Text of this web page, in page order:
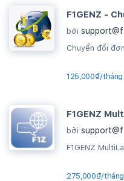
F1GENZ -
bởi
Chuyển đổi
125,000₫/tháng
F1GENZ
bởi
F1GENZ
275,000₫/tháng